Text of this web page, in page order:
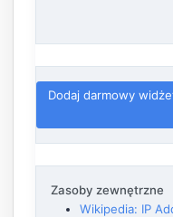
Dodaj darmowy
Zasoby zewnętrzne
Wikipedia: IP